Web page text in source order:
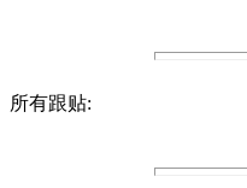
所有跟贴: